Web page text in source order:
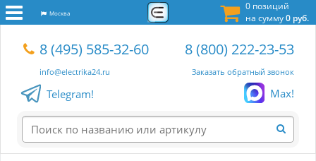
0 позиций
на сумму0 руб.
Москва
8 (495) 585-32-60
info@electrika24.ru
8 (800) 222-23-53
Заказать обратный звонок
Telegram! Max!